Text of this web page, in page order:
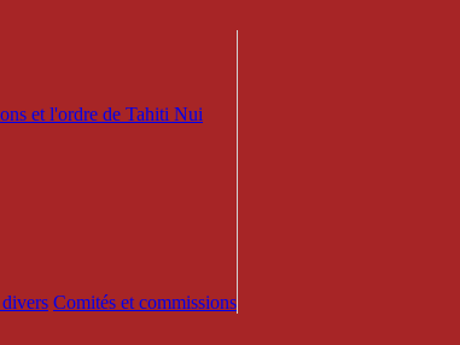
et l'ordre de Tahiti Nui
Comités et commissions